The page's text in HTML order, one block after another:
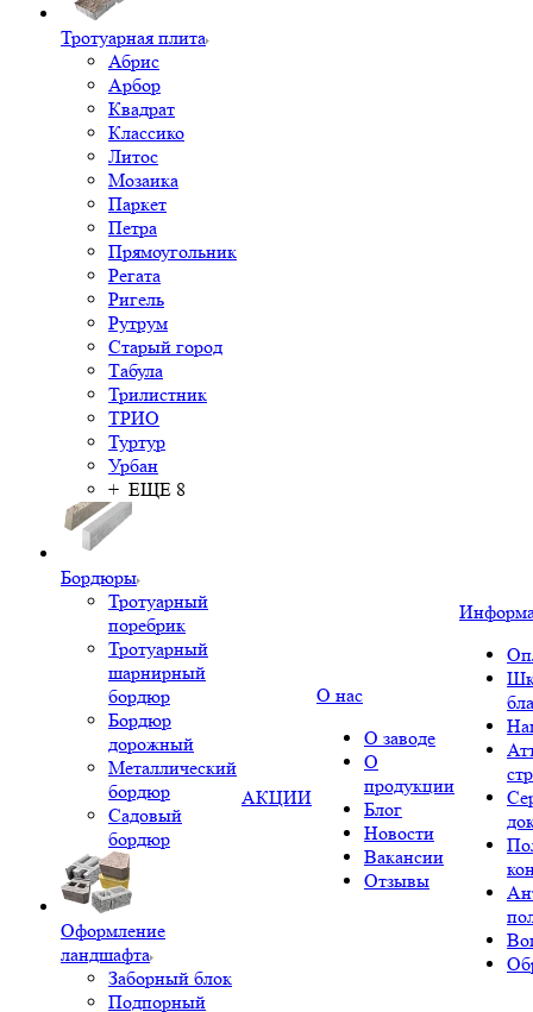
Тротуарная плита
Абрис
Арбор
Квадрат
Классико
Литос
Мозаика
Паркет
Петра
Прямоугольник
Регата
Ригель
Рутрум
Старый город
Табула
Трилистник
ТРИО
Туртур
Урбан
+ ЕЩЕ 8
Бордюры
Тротуарный
поребрик
Тротуарный
шарнирный
бордюр
Бордюр
дорожный
Металлический
бордюр
Садовый
бордюр
Оформление
ландшафта
Заборный блок
Подпорный
АКЦИИ
О нас
О заводе
О
продукции
Блог
Новости
Вакансии
Отзывы